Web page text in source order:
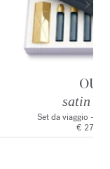
OUD
satin
Set da viaggio -
€ 275,00